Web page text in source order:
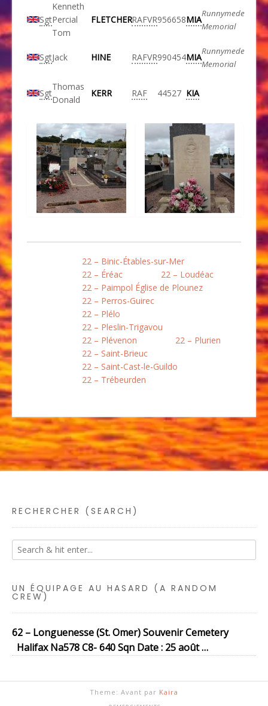
Sgt
Kenneth
Percial
Tom
FLETCHERRAFVR956658MIA
Runnymede
Memorial
SgtJack HINE RAFVR990454MIA
Runnymede
Memorial
Sgt
Thomas
Donald
KERR RAF 44527 KIA
22 – Binic-Étables-sur-Mer
22 – Éréac
22 – Loudéac
22 – Paimpol Église de Plounez
22 – Perros-Guirec
22 – Plélo
22 – Pleslin-Trigavou
22 – Plévenon
22 – Plurien
22 – Saint-Brieuc
22 – Saint-Cast-le-Guildo
22 – Trébeurden
RECHERCHER (SEARCH)
UN ÉQUIPAGE AU HASARD (A RANDOM
CREW)
62 – Longuenesse (St. Omer) Souvenir Cemetery
Halifax Na578 C8- 640 Sqn Date : 25 août …
Theme: Avant par Kaira